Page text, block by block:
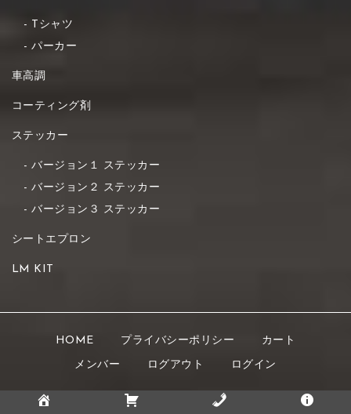
Tシャツ
パーカー
車高調
コーティング剤
ステッカー
バージョン１ ステッカー
バージョン２ ステッカー
バージョン３ ステッカー
シートエプロン
LM KIT
HOME プライバシーポリシー カート
メンバー ログアウト ログイン
Copyright © 2021 K's STYLE All rights reserved.